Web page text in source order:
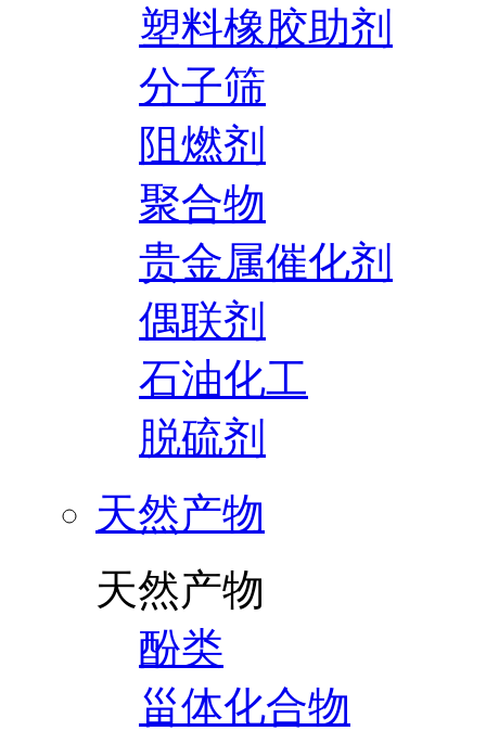
塑料橡胶助剂
分子筛
阻燃剂
聚合物
贵金属催化剂
偶联剂
石油化工
脱硫剂
天然产物
天然产物
酚类
甾体化合物